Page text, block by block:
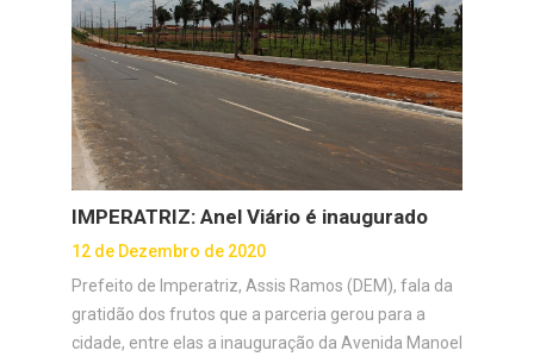
IMPERATRIZ: Anel Viário é inaugurado
12 de Dezembro de 2020
Prefeito de Imperatriz, Assis Ramos (DEM), fala da
gratidão dos frutos que a parceria gerou para a
cidade, entre elas a inauguração da Avenida Manoel